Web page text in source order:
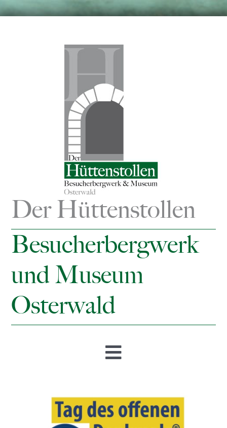
Zum
Der Hüttenstollen
Besucherbergwerk
und Museum
Osterwald
Toggle
Öffnungszeiten & Preise